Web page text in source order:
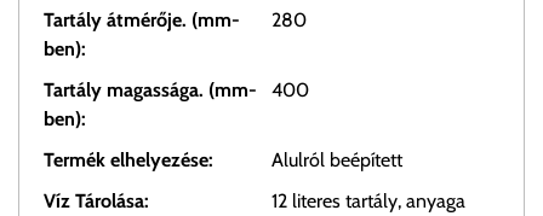
Tartály átmérője. (mm-
ben):
280
Tartály magassága. (mm-
ben):
400
Termék elhelyezése:
Alulról beépített
Víz Tárolása:
12 literes tartály, anyaga